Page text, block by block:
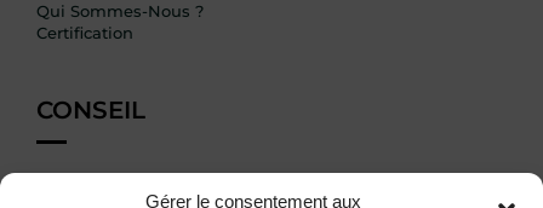
Gérer le consentement aux
Qui Sommes-Nous ?
Certification
CONSEIL